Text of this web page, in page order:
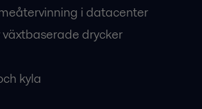
i datacenter
drycker
kyla